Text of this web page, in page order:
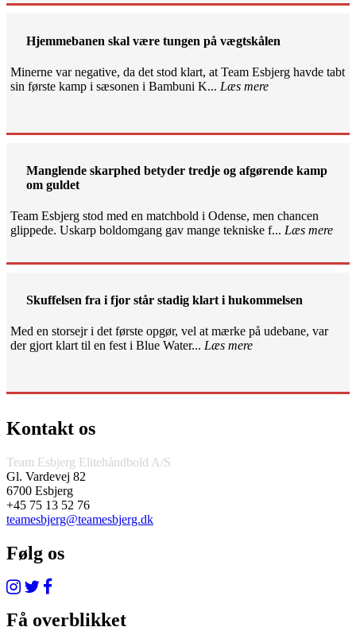
Hjemmebanen skal være tungen på vægtskålen
Minerne var negative, da det stod klart, at Team Esbjerg havde tabt
sin første kamp i sæsonen i Bambuni K... Læs mere
Manglende skarphed betyder tredje og afgørende kamp
om guldet
Team Esbjerg stod med en matchbold i Odense, men chancen
glippede. Uskarp boldomgang gav mange tekniske f... Læs mere
Skuffelsen fra i fjor står stadig klart i hukommelsen
Med en storsejr i det første opgør, vel at mærke på udebane, var
der gjort klart til en fest i Blue Water... Læs mere
Kontakt os
Team Esbjerg Elitehåndbold A/S
Gl. Vardevej 82
6700 Esbjerg
+45 75 13 52 76
teamesbjerg@teamesbjerg.dk
Følg os
Få overblikket